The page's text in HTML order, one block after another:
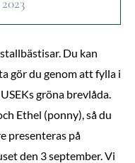
Du kan
gör du genom att fylla i
gröna brevlåda.
Ethel (ponny), så du
presenteras på
den 3 september. Vi